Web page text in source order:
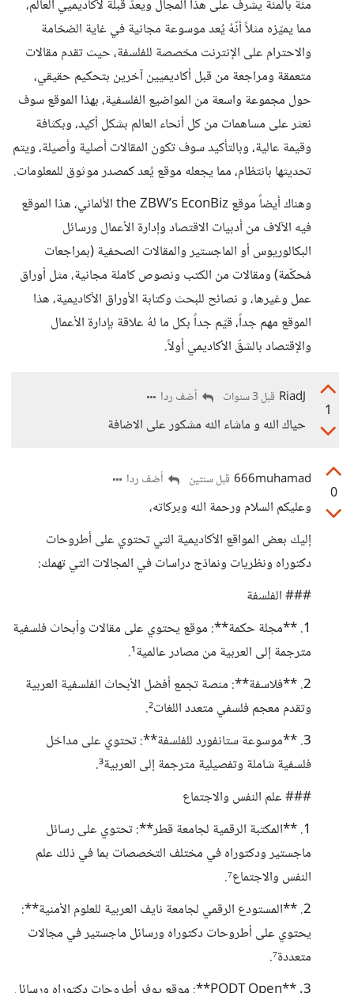
مئة بالمئة يشرف على هذا المجال ويعدّ قبلة لأكاديميي العالم،
مما يميّزه مثلاً أنّهُ يُعد موسوعة مجانية في غاية الضخامة
والاحترام على الإنترنت مخصصة للفلسفة، حيث تقدم مقالات
متعمقة ومراجعة من قبل أكاديميين آخرين بتحكيم حقيقي،
حول مجموعة واسعة من المواضيع الفلسفية، بهذا الموقع سوف
نعثر على مساهمات من كل أنحاء العالم بشكل أكيد، وبكثافة
وقيمة عالية، وبالتأكيد سوف تكون المقالات أصلية وأصيلة، ويتم
تحديثها بانتظام، مما يجعله موقع يُعد كمصدر موثوق للمعلومات.
وهناك أيضاً موقع the ZBW’s EconBiz الألماني، هذا الموقع
فيه الآلاف من أدبيات الاقتصاد وإدارة الأعمال ورسائل
البكالوريوس أو الماجستير والمقالات الصحفية (بمراجعات
مُحكّمة) ومقالات من الكتب ونصوص كاملة مجانية، مثل أوراق
عمل وغيرها، و نصائح للبحث وكتابة الأوراق الأكاديمية، هذا
الموقع مهم جداً، قيّم جداً بكل ما لهُ علاقة بإدارة الأعمال
والإقتصاد بالشقّ الأكاديمي أولاً.
1
RiadJ قبل 3 سنوات أضف ردا
حياك الله و ماشاء الله مشكور على الاضافة
0
666muhamad قبل سنتين أضف ردا
وعليكم السلام ورحمة الله وبركاته،
إليك بعض المواقع الأكاديمية التي تحتوي على أطروحات
دكتوراه ونظريات ونماذج دراسات في المجالات التي تهمك:
### الفلسفة
1. **مجلة حكمة**: موقع يحتوي على مقالات وأبحاث فلسفية
مترجمة إلى العربية من مصادر عالمية¹.
2. **فلاسفة**: منصة تجمع أفضل الأبحاث الفلسفية العربية
وتقدم معجم فلسفي متعدد اللغات².
3. **موسوعة ستانفورد للفلسفة**: تحتوي على مداخل
فلسفية شاملة وتفصيلية مترجمة إلى العربية³.
### علم النفس والاجتماع
1. **المكتبة الرقمية لجامعة قطر**: تحتوي على رسائل
ماجستير ودكتوراه في مختلف التخصصات بما في ذلك علم
النفس والاجتماع⁷.
2. **المستودع الرقمي لجامعة نايف العربية للعلوم الأمنية**:
يحتوي على أطروحات دكتوراه ورسائل ماجستير في مجالات
متعددة⁷.